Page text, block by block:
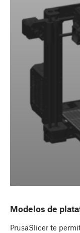
Modelos de
PrusaSlicer te